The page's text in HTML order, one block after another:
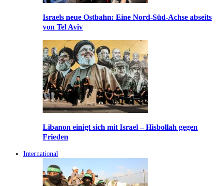
Israels neue Ostbahn: Eine Nord-Süd-Achse abseits
von Tel Aviv
Libanon einigt sich mit Israel – Hisbollah gegen
Frieden
International